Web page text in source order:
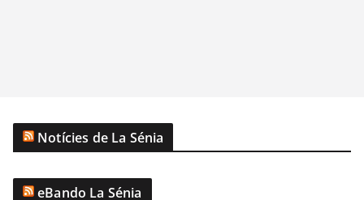
Notícies de La Sénia
eBando La Sénia